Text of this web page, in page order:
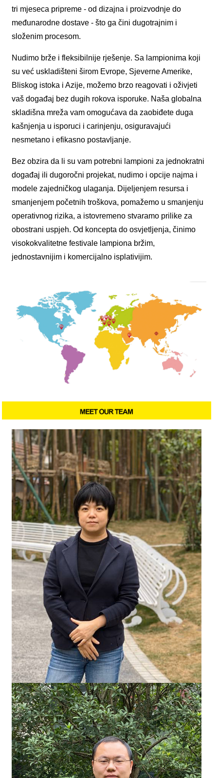
tri mjeseca pripreme - od dizajna i proizvodnje do
međunarodne dostave - što ga čini dugotrajnim i
složenim procesom.
Nudimo brže i fleksibilnije rješenje. Sa lampionima koji
su već uskladišteni širom Evrope, Sjeverne Amerike,
Bliskog istoka i Azije, možemo brzo reagovati i oživjeti
vaš događaj bez dugih rokova isporuke. Naša globalna
skladišna mreža vam omogućava da zaobiđete duga
kašnjenja u isporuci i carinjenju, osiguravajući
nesmetano i efikasno postavljanje.
Bez obzira da li su vam potrebni lampioni za jednokratni
događaj ili dugoročni projekat, nudimo i opcije najma i
modele zajedničkog ulaganja. Dijeljenjem resursa i
smanjenjem početnih troškova, pomažemo u smanjenju
operativnog rizika, a istovremeno stvaramo prilike za
obostrani uspjeh. Od koncepta do osvjetljenja, činimo
visokokvalitetne festivale lampiona bržim,
jednostavnijim i komercijalno isplativijim.